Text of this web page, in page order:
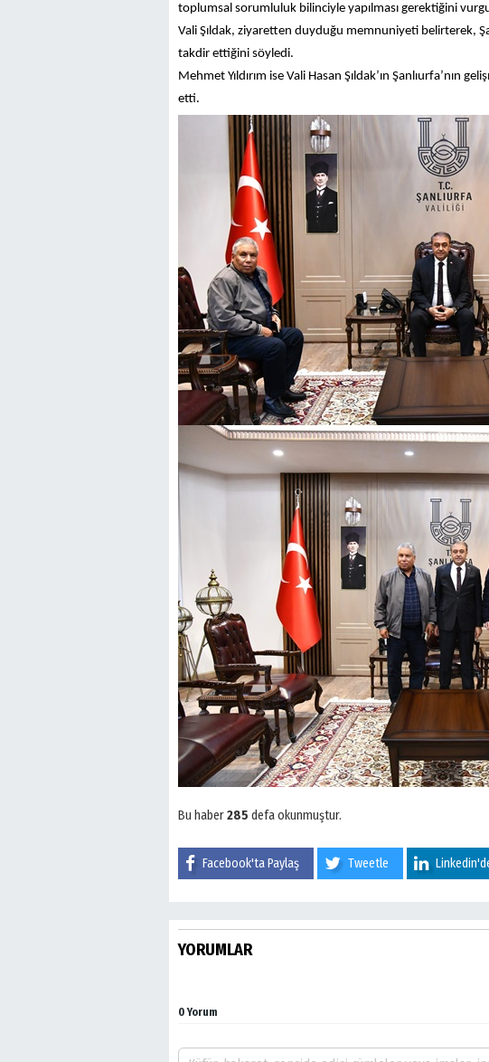
toplumsal sorumluluk bilinciyle yapılması gerektiğini
Vali Şıldak, ziyaretten duyduğu memnuniyeti belirterek,
takdir ettiğini söyledi.
Mehmet Yıldırım ise Vali Hasan Şıldak’ın Şanlıurfa’nın
etti.
Bu haber285 defa okunmuştur.
Facebook'ta Paylaş Tweetle
YORUMLAR
0 Yorum